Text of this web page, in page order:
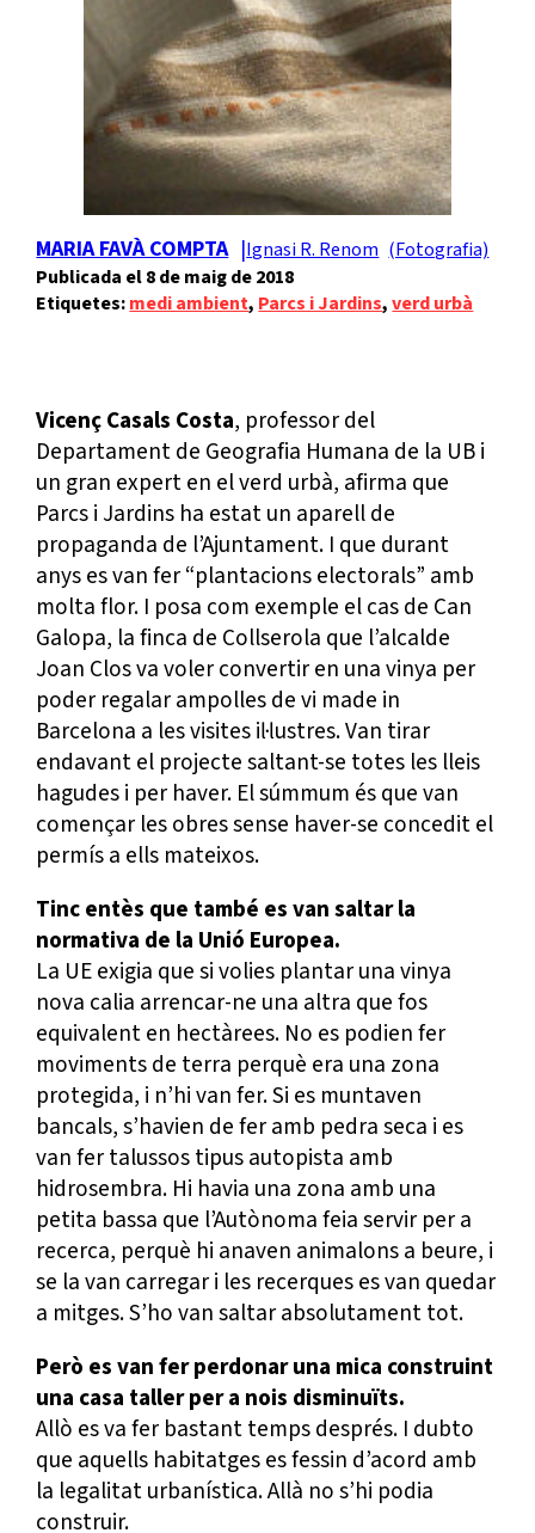
MARIA FAVÀ COMPTA
Ignasi R. Renom
8 de maig de 2018
Etiquetes:medi ambient, Parcs i Jardins, verd urbà
Vicenç Casals Costa, professor del
Departament de Geografia Humana de la UB i
un gran expert en el verd urbà, afirma que
Parcs i Jardins ha estat un aparell de
propaganda de l’Ajuntament. I que durant
anys es van fer “plantacions electorals” amb
molta flor. I posa com exemple el cas de Can
Galopa, la finca de Collserola que l’alcalde
Joan Clos va voler convertir en una vinya per
poder regalar ampolles de vi made in
Barcelona a les visites il·lustres. Van tirar
endavant el projecte saltant-se totes les lleis
hagudes i per haver. El súmmum és que van
començar les obres sense haver-se concedit el
permís a ells mateixos.
Tinc entès que també es van saltar la
normativa de la Unió Europea.
La UE exigia que si volies plantar una vinya
nova calia arrencar-ne una altra que fos
equivalent en hectàrees. No es podien fer
moviments de terra perquè era una zona
protegida, i n’hi van fer. Si es muntaven
bancals, s’havien de fer amb pedra seca i es
van fer talussos tipus autopista amb
hidrosembra. Hi havia una zona amb una
petita bassa que l’Autònoma feia servir per a
recerca, perquè hi anaven animalons a beure, i
se la van carregar i les recerques es van quedar
a mitges. S’ho van saltar absolutament tot.
Però es van fer perdonar una mica construint
una casa taller per a nois disminuïts.
Allò es va fer bastant temps després. I dubto
que aquells habitatges es fessin d’acord amb
la legalitat urbanística. Allà no s’hi podia
construir.